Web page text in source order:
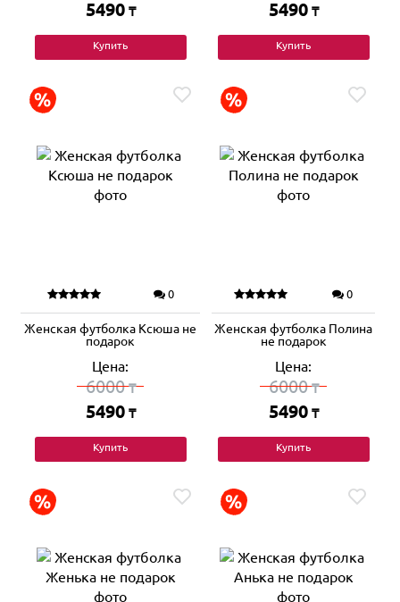
5490 ₸
Купить
5490 ₸
Купить
0
Женская футболка Ксюша не
подарок
Цена:
6000₸
5490 ₸
Купить
0
Женская футболка Полина
не подарок
Цена:
6000₸
5490 ₸
Купить